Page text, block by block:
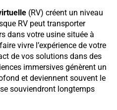
(RV) créent un niveau
RV peut transporter
dans votre usine située à
vivre l’expérience de votre
de vos solutions dans des
immersives génèrent un
et deviennent souvent le
souviendront longtemps